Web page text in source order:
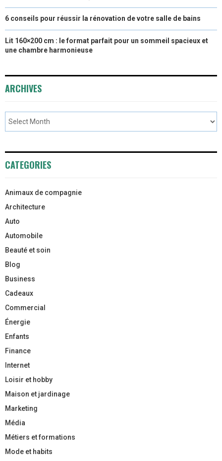
6 conseils pour réussir la rénovation de votre salle de bains
Lit 160×200 cm : le format parfait pour un sommeil spacieux et
une chambre harmonieuse
ARCHIVES
CATEGORIES
Animaux de compagnie
Architecture
Auto
Automobile
Beauté et soin
Blog
Business
Cadeaux
Commercial
Énergie
Enfants
Finance
Internet
Loisir et hobby
Maison et jardinage
Marketing
Média
Métiers et formations
Mode et habits